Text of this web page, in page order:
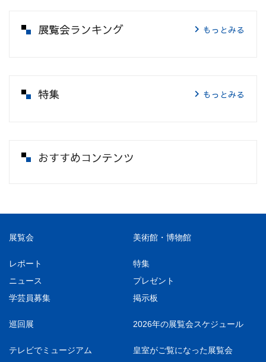
展覧会ランキング もっとみる
特集 もっとみる
おすすめコンテンツ
展覧会 美術館・博物館
レポート
特集
ニュース
プレゼント
学芸員募集
掲示板
巡回展 2026年の展覧会スケジュール
テレビでミュージアム
皇室がご覧になった展覧会